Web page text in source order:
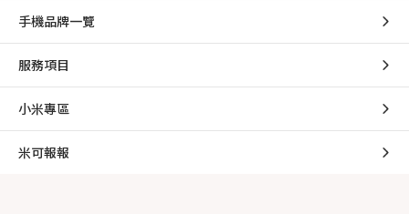
手機品牌一覽
服務項目
小米專區
米可報報